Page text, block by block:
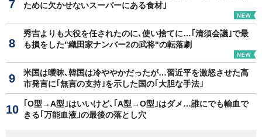
ために欠かせないスーパーにある食材｣
秀吉よりも大役を任されたのに､使い捨てに…｢清須会議｣で最
も損をした"織田家ナンバー2の武将"の転落劇
米国は曖昧､韓国は冷ややかだったが…習近平を激怒させた高
市発言に｢無言の支持｣を示した国の｢大胆な手法｣
｢O型→A型｣はいいけど､｢A型→O型｣はダメ…誰にでも輸血で
きる｢万能血液｣の最後の落とし穴